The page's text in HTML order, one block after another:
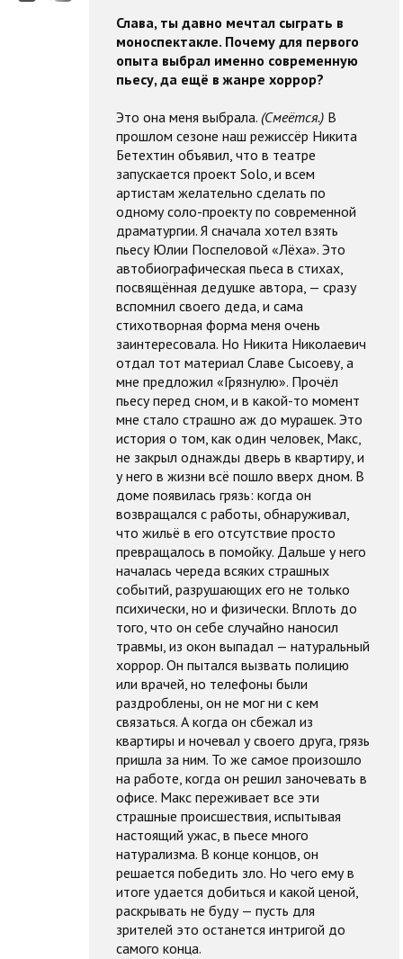
Слава, ты давно мечтал сыграть в
моноспектакле. Почему для первого
опыта выбрал именно современную
пьесу, да ещё в жанре хоррор?
Это она меня выбрала. (Смеётся.)В
прошлом сезоне наш режиссёр Никита
Бетехтин объявил, что в театре
запускается проект Solo, и всем
артистам желательно сделать по
одному соло-проекту по современной
драматургии. Я сначала хотел взять
пьесу Юлии Поспеловой «Лёха». Это
автобиографическая пьеса в стихах,
посвящённая дедушке автора, — сразу
вспомнил своего деда, и сама
стихотворная форма меня очень
заинтересовала. Но Никита Николаевич
отдал тот материал Славе Сысоеву, а
мне предложил «Грязнулю». Прочёл
пьесу перед сном, и в какой-то момент
мне стало страшно аж до мурашек. Это
история о том, как один человек, Макс,
не закрыл однажды дверь в квартиру, и
у него в жизни всё пошло вверх дном. В
доме появилась грязь: когда он
возвращался с работы, обнаруживал,
что жильё в его отсутствие просто
превращалось в помойку. Дальше у него
началась череда всяких страшных
событий, разрушающих его не только
психически, но и физически. Вплоть до
того, что он себе случайно наносил
травмы, из окон выпадал — натуральный
хоррор. Он пытался вызвать полицию
или врачей, но телефоны были
раздроблены, он не мог ни с кем
связаться. А когда он сбежал из
квартиры и ночевал у своего друга, грязь
пришла за ним. То же самое произошло
на работе, когда он решил заночевать в
офисе. Макс переживает все эти
страшные происшествия, испытывая
настоящий ужас, в пьесе много
натурализма. В конце концов, он
решается победить зло. Но чего ему в
итоге удается добиться и какой ценой,
раскрывать не буду — пусть для
зрителей это останется интригой до
самого конца.